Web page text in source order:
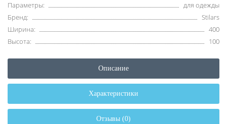
Параметры:
для одежды
Бренд:
Stilars
Ширина:
400
Высота:
100
Описание
Характеристики
Отзывы (0)